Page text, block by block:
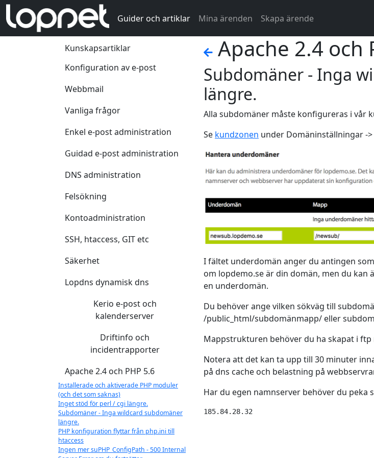
Guider och artiklar Mina ärenden Skapa ärende
Kunskapsartiklar
Konfiguration av e-post
Webbmail
Vanliga frågor
Enkel e-post administration
Guidad e-post administration
DNS administration
Felsökning
Kontoadministration
SSH, htaccess, GIT etc
Säkerhet
Lopdns dynamisk dns
Kerio e-post och
kalenderserver
Driftinfo och
incidentrapporter
Apache 2.4 och PHP 5.6
Installerade och aktiverade PHP moduler
(och det som saknas)
Inget stöd för perl / cgi längre.
Subdomäner - Inga wildcard subdomäner
längre.
PHP konfiguration flyttar från php.ini till
htaccess
Ingen mer suPHP_ConfigPath - 500 Internal
Apache 2.4 och
Subdomäner - Inga
längre.
Alla subdomäner måste konfigureras i vår
Se kundzonen under Domäninställningar -
I fältet underdomän anger du antingen
om lopdemo.se är din domän, men du kan
en underdomän.
Du behöver ange vilken sökväg till
/public_html/subdomänmapp/ eller
Mappstrukturen behöver du ha skapat i
Notera att det kan ta upp till 30 minuter
på dns cache och belastning på
Har du egen namnserver behöver du peka
185.84.28.32